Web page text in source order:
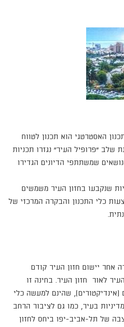
האסטרטגי הוא תכנון לטווח
שלב "פרופיל העיר" נגזרו תכניות
שמשתתפי הדיונים הגדירו
המדיניות שנקבעו בחזון העיר משמשים
כלי התכנון והבקרה המרכזי של
יישום חזון העיר קודם
לאור חזון העיר. בחינה זו
(אינדיקטורים), שהינם למעשה כלי
בעיר, כמו גם לציבור הרחב
של תל-אביב-יפו ביחס לחזון